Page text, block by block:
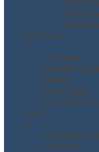
Analisi
sede e
Chi Siamo
▼
Chi Siamo
Clienti
Dove siamo
Recensioni
Corsi
▼
Piattaforma
Lista corsi